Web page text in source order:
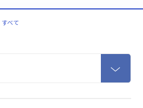
すべて